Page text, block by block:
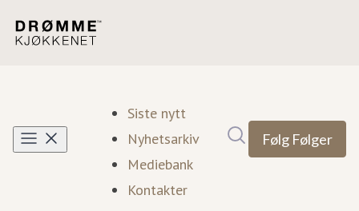
Siste nytt
Nyhetsarkiv
Mediebank
Kontakter
Følg Følger